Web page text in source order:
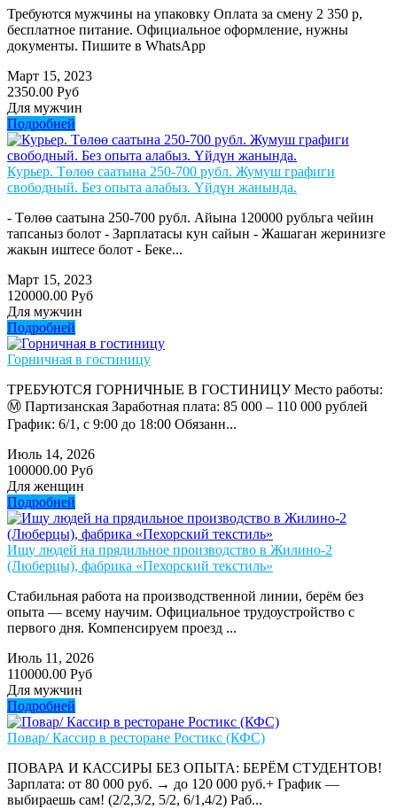
Требуются мужчины на упаковку Оплата за смену 2 350 р,
бесплатное питание. Официальное оформление, нужны
документы. Пишите в WhatsApp
Март 15, 2023
2350.00 Руб
Для мужчин
Подробней
Курьер. Төлөө саатына 250-700 рубл. Жумуш графиги
свободный. Без опыта алабыз. Үйдүн жанында.
- Төлөө саатына 250-700 рубл. Айына 120000 рубльга чейин
тапсаныз болот - Зарплатасы кун сайын - Жашаган жеринизге
жакын иштесе болот - Беке...
Март 15, 2023
120000.00 Руб
Для мужчин
Подробней
Горничная в гостиницу
ТРЕБУЮТСЯ ГОРНИЧНЫЕ В ГОСТИНИЦУ Место работы:
Ⓜ️ Партизанская Заработная плата: 85 000 – 110 000 рублей
График: 6/1, с 9:00 до 18:00 Обязанн...
Июль 14, 2026
100000.00 Руб
Для женщин
Подробней
Ищу людей на прядильное производство в Жилино-2
(Люберцы), фабрика «Пехорский текстиль»
Стабильная работа на производственной линии, берём без
опыта — всему научим. Официальное трудоустройство с
первого дня. Компенсируем проезд ...
Июль 11, 2026
110000.00 Руб
Для мужчин
Подробней
Повар/ Кассир в ресторане Ростикс (КФС)
ПОВАРА И КАССИРЫ БЕЗ ОПЫТА: БЕРЁМ СТУДЕНТОВ!
Зарплата: от 80 000 руб. → до 120 000 руб.+ График —
выбираешь сам! (2/2,3/2, 5/2, 6/1,4/2) Раб...